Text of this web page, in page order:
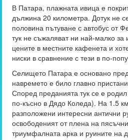
В Патара, плажната ивица е
дължина 20 километра. Дотук не
половина пътуване с автобус от
тук не съжаляват ни най-малко за
цените в местните кафенета и
ниски в сравнение с тези в по-
Селището Патара е основано
навремето е било главно
Според преданията тук се е
по-късно в Дядо Коледа). На 1.5
разположени интересни антични
освободеният от плена на
триумфалната арка и руините на